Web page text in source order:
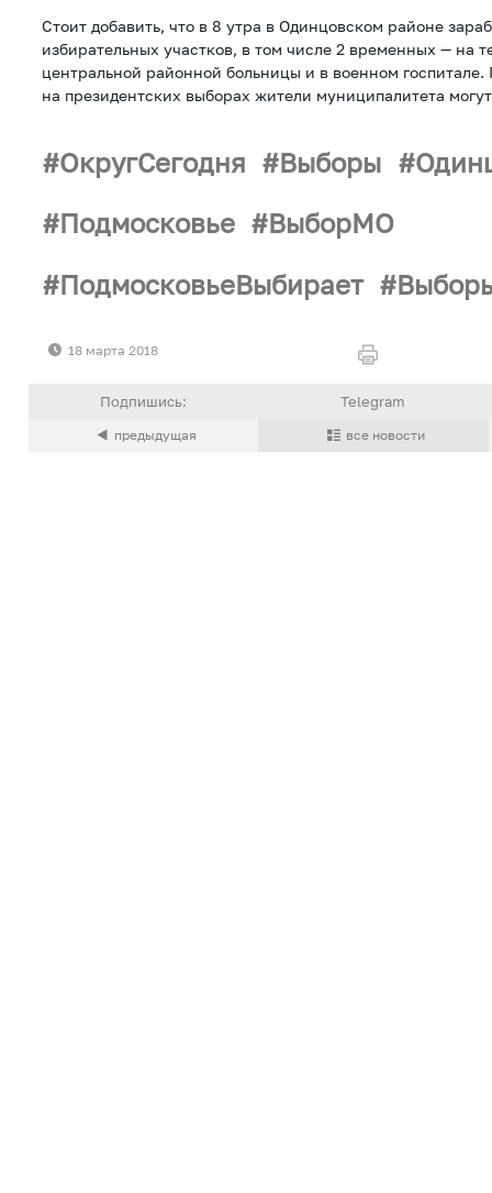
Стоит добавить, что в 8 утра в Одинцовском районе
избирательных участков, в том числе 2 временных — на
центральной районной больницы и в военном госпитале.
на президентских выборах жители муниципалитета
ОкругСегодня Выборы
Подмосковье
ВыборМО
ПодмосковьеВыбирает
18 марта 2018